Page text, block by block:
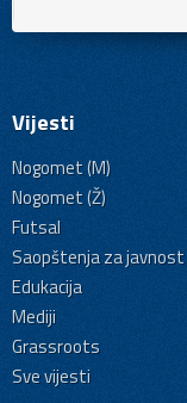
Vijesti
Nogomet (M)
Nogomet (Ž)
Futsal
Saopštenja za javnost
Edukacija
Mediji
Grassroots
Sve vijesti